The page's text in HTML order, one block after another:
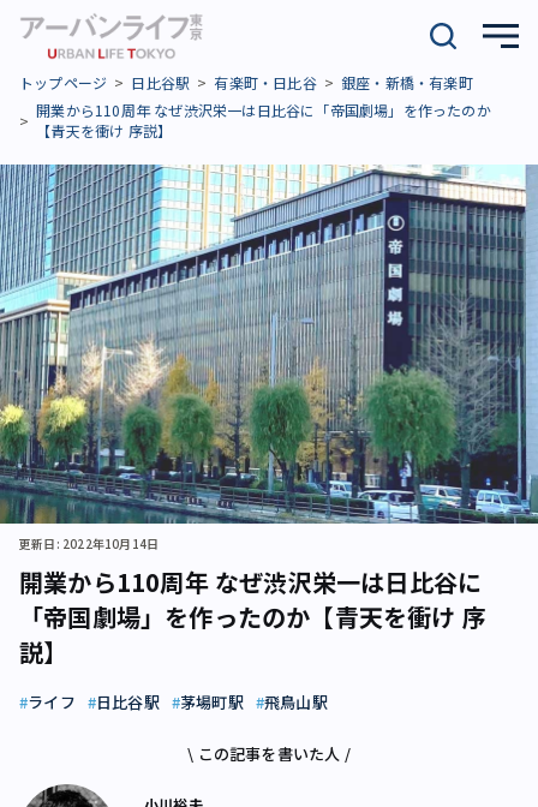
トップページ 日比谷駅 有楽町・日比谷
銀座・新橋・有楽町
開業から110周年 なぜ渋沢栄一は日比谷に「帝国劇場」を作ったのか
【青天を衝け 序説】
開業から110周年 なぜ渋沢栄一は日比谷に
「帝国劇場」を作ったのか【青天を衝け 序
説】
更新日: 2022年10月14日
ライフ 日比谷駅 茅場町駅 飛鳥山駅
\ この記事を書いた人 /